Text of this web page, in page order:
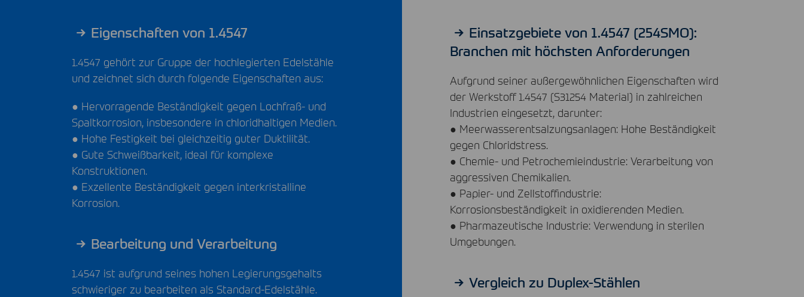
Eigenschaften von 1.4547
1.4547 gehört zur Gruppe der hochlegierten Edelstähle
und zeichnet sich durch folgende Eigenschaften aus:
● Hervorragende Beständigkeit gegen Lochfraß- und
Spaltkorrosion, insbesondere in chloridhaltigen Medien.
● Hohe Festigkeit bei gleichzeitig guter Duktilität.
● Gute Schweißbarkeit, ideal für komplexe
Konstruktionen.
● Exzellente Beständigkeit gegen interkristalline
Korrosion.
Bearbeitung und Verarbeitung
1.4547 ist aufgrund seines hohen Legierungsgehalts
schwieriger zu bearbeiten als Standard-Edelstähle.
Einsatzgebiete von 1.4547 (254SMO):
Branchen mit höchsten Anforderungen
Aufgrund seiner außergewöhnlichen Eigenschaften wird
der Werkstoff 1.4547 (S31254 Material) in zahlreichen
Industrien eingesetzt, darunter:
● Meerwasserentsalzungsanlagen: Hohe Beständigkeit
gegen Chloridstress.
● Chemie- und Petrochemieindustrie: Verarbeitung von
aggressiven Chemikalien.
● Papier- und Zellstoffindustrie:
Korrosionsbeständigkeit in oxidierenden Medien.
● Pharmazeutische Industrie: Verwendung in sterilen
Umgebungen.
Vergleich zu Duplex-Stählen